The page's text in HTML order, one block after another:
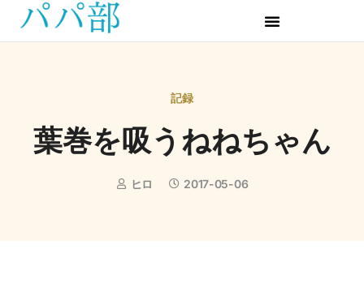
記録
葉巻を吸うねねちゃん
ヒロ 2017-05-06